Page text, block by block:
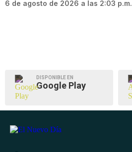
6 de agosto de 2026 a las 2:03 p.m.
DISPONIBLE EN
Google Play